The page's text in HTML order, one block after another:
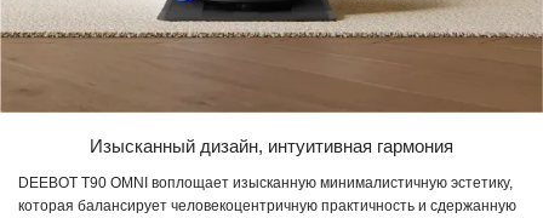
Изысканный дизайн, интуитивная гармония
DEEBOT T90 OMNI воплощает изысканную минималистичную эстетику,
которая балансирует человекоцентричную практичность и сдержанную